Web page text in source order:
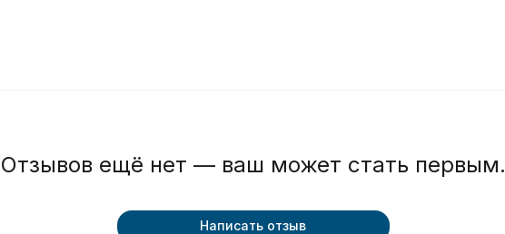
Отзывов ещё нет — ваш может стать первым.
Написать отзыв